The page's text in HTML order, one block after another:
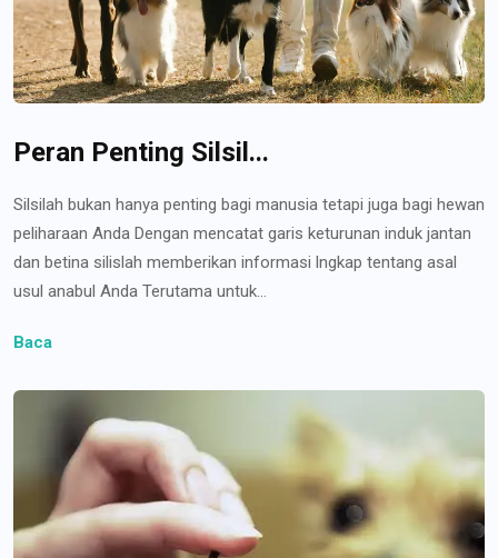
Peran Penting Silsil...
Silsilah bukan hanya penting bagi manusia tetapi juga bagi hewan
peliharaan Anda Dengan mencatat garis keturunan induk jantan
dan betina silislah memberikan informasi lngkap tentang asal
usul anabul Anda Terutama untuk...
Baca